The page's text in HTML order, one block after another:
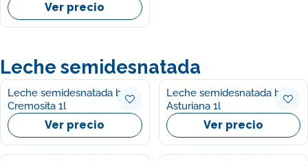
Ver precio
Leche semidesnatada
Leche semidesnatada brick
Cremosita 1l
Ver precio
Leche semidesnatada brick
Asturiana 1l
Ver precio